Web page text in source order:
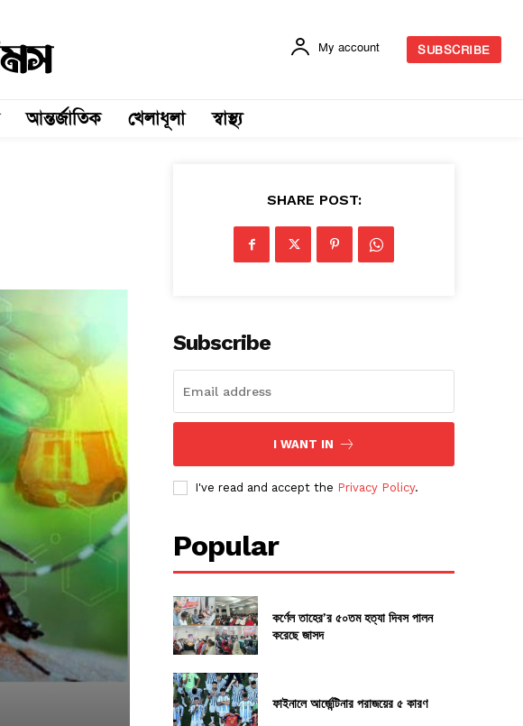
My account SUBSCRIBE
আন্তর্জাতিক খেলাধূলা স্বাস্থ্য
SHARE POST:
Subscribe
I WANT IN
I've read and accept the Privacy Policy.
Popular
কর্ণেল তাহের’র ৫০তম হত্যা দিবস পালন
করেছে জাসদ
ফাইনালে আর্জেন্টিনার পরাজয়ের ৫ কারণ